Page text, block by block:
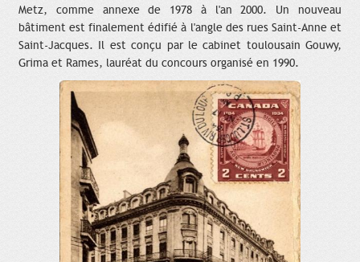
Metz, comme annexe de 1978 à l'an 2000. Un nouveau
bâtiment est finalement édifié à l'angle des rues Saint-Anne et
Saint-Jacques. Il est conçu par le cabinet toulousain Gouwy,
Grima et Rames, lauréat du concours organisé en 1990.